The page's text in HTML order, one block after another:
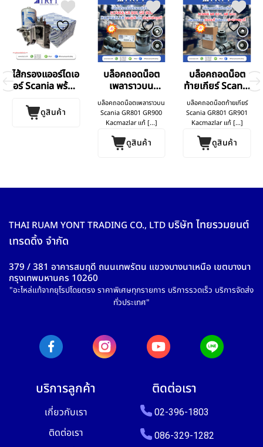
ไส้กรองแออร์ไดเอ
อร์ Scania พร้อม
ดูสินค้า
บล็อคถอดน็อต
เพลาราวบน
Scania GR801
GR900
บล็อคถอดน็อตเพลาราวบน
Scania GR801 GR900
Kacmazlar แท้ [...]
ดูสินค้า
บล็อคถอดน็อต
ท้ายเกียร์ Scania
GR801 GR901
บล็อคถอดน็อตท้ายเกียร์
Scania GR801 GR901
Kacmazlar แท้ [...]
ดูสินค้า
THAI RUAM YONT TRADING CO., LTD บริษัท ไทยรวมยนต์
เทรดดิ้ง จำกัด
379 / 381 อาคารสมฤดี ถนนเทพรัตน แขวงบางนาเหนือ เขตบางนา
กรุงเทพมหานคร 10260
"อะไหล่แท้จากยุโรปโดยตรง ราคาพิเศษทุกรายการ บริการรวดเร็ว บริการจัดส่ง
ทั่วประเทศ"
บริการลูกค้า
เกี่ยวกับเรา
ติดต่อเรา
ติดต่อเรา
02-396-1803
086-329-1282